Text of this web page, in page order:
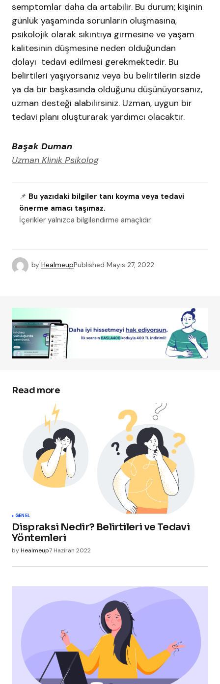
semptomlar daha da artabilir. Bu durum; kişinin
günlük yaşamında sorunların oluşmasına,
psikolojik olarak sıkıntıya girmesine ve yaşam
kalitesinin düşmesine neden olduğundan
dolayı tedavi edilmesi gerekmektedir. Bu
belirtileri yaşıyorsanız veya bu belirtilerin sizde
ya da bir başkasında olduğunu düşünüyorsanız,
uzman desteği alabilirsiniz. Uzman, uygun bir
tedavi planı oluşturarak yardımcı olacaktır.
Başak Duman
Uzman Klinik Psikolog
📌 Bu yazıdaki bilgiler tanı koyma veya tedavi
önerme amacı taşımaz.
İçerikler yalnızca bilgilendirme amaçlıdır.
by HealmeupPublished Mayıs 27, 2022
Read more
GENEL
Dispraksi Nedir? Belirtileri ve Tedavi
Yöntemleri
byHealmeup7 Haziran 2022